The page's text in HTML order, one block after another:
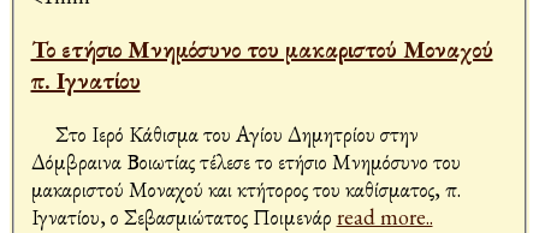
Το ετήσιο Μνημόσυνο του μακαριστού Μοναχού
π. Ιγνατίου
Δόμβραινα Βοιωτίας τέλεσε το ετήσιο Μνημόσυνο του
μακαριστού Μοναχού και κτήτορος του καθίσματος, π.
Ιγνατίου, ο Σεβασμιώτατος Ποιμενάρ read more..